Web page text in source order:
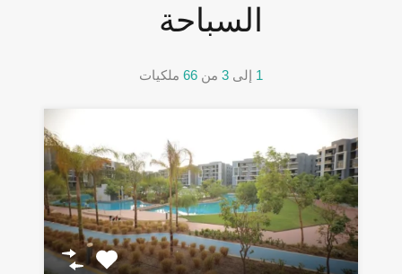
السباحة
1 إلى 3 من 66 ملكيات